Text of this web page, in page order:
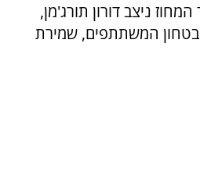
ניצב דורון תורג'מן,
בטחון המשתתפים, שמירת